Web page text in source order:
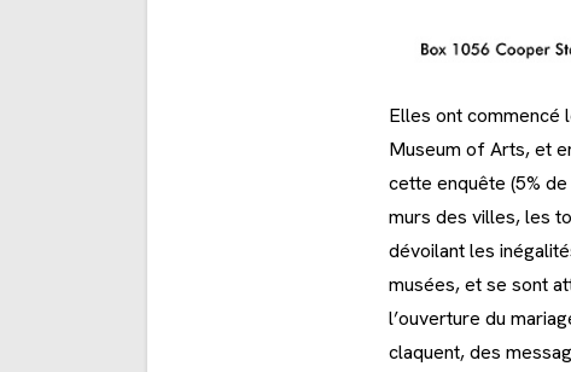
Elles ont commencé
Museum of Arts, et
cette enquête (5%
murs des villes, les
dévoilant les
musées, et se sont
l’ouverture du
claquent, des